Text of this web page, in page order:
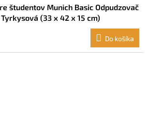
študentov Munich Basic Odpudzovač
(33 x 42 x 15 cm)
Do košíka